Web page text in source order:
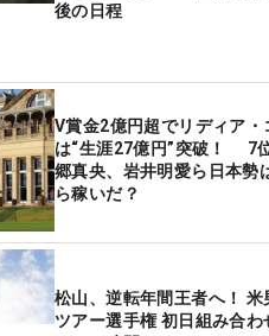
後の日程
V賞金2億円超でリディア・
は“生涯27億円”突破！ 7
郷真央、岩井明愛ら日本勢
ら稼いだ？
松山、逆転年間王者へ！ 米
ツアー選手権 初日組み合わ